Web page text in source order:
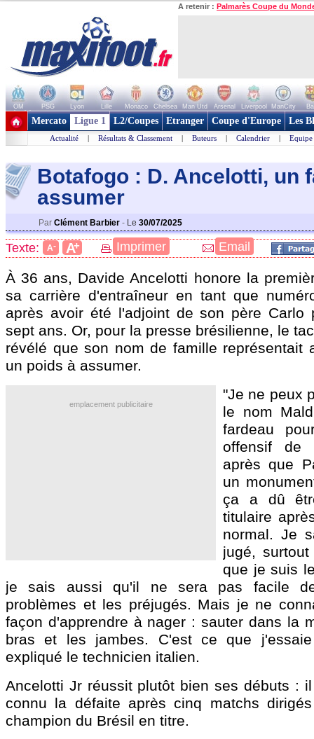
A retenir : Palmarès Coupe du
OM PSG Lyon Lille Monaco Chelsea Man Utd Arsenal Liverpool ManCity
+ de clubs
Mercato Ligue 1 L2/Coupes Etranger Coupe d'Europe Les
Actualité | Résultats & Classement | Buteurs | Calendrier | Equipe
Botafogo : D. Ancelotti, un
assumer
Par Clément Barbier - Le 30/07/2025
Texte: A- A+ Imprimer Email
À 36 ans, Davide Ancelotti honore la
sa carrière d'entraîneur en tant que
après avoir été l'adjoint de son père Carlo
sept ans. Or, pour la presse brésilienne, le
révélé que son nom de famille représentait
un poids à assumer.
emplacement publicitaire
"Je ne peux
le nom
fardeau
offensif de
après que
un
ça a dû
titulaire
normal. Je
jugé,
que je suis
je sais aussi qu'il ne sera pas facile
problèmes et les préjugés. Mais je ne
façon d'apprendre à nager : sauter dans la
bras et les jambes. C'est ce que
expliqué le technicien italien.
Ancelotti Jr réussit plutôt bien ses débuts :
connu la défaite après cinq matchs
champion du Brésil en titre.